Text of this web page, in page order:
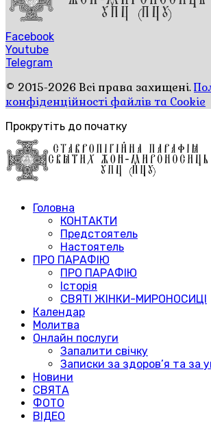
Facebook
Youtube
Telegram
© 2015-2026 Всі права захищені.
конфіденційності файлів та Cookie
Прокрутіть до початку
Головна
КОНТАКТИ
Предстоятель
Настоятель
ПРО ПАРАФІЮ
ПРО ПАРАФІЮ
Історія
СВЯТІ ЖІНКИ-МИРОНОСИЦІ
Календар
Молитва
Онлайн послуги
Запалити свічку
Записки за здоров’я та за
Новини
СВЯТА
ФОТО
ВІДЕО